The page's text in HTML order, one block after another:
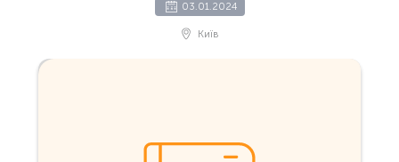
03.01.2024
Київ